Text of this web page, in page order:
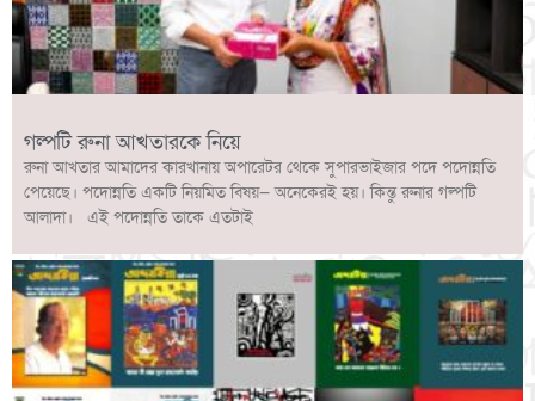
গল্পটি রুনা আখতারকে নিয়ে
রুনা আখতার আমাদের কারখানায় অপারেটর থেকে সুপারভাইজার পদে পদোন্নতি
পেয়েছে। পদোন্নতি একটি নিয়মিত বিষয়— অনেকেরই হয়। কিন্তু রুনার গল্পটি
আলাদা। এই পদোন্নতি তাকে এতটাই